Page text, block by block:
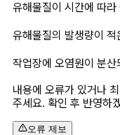
유해물질이 시간에 따
유해물질의 발생량이 적
작업장에 오염원이 분산
내용에 오류가 있거나
주세요. 확인 후 반영하
오류 제보